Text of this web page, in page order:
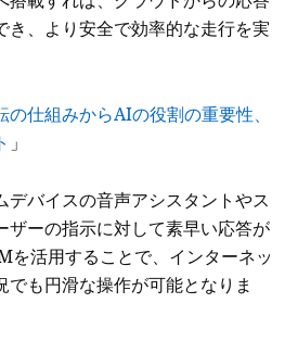
き、より安全で効率的な走行を実
の仕組みからAIの役割の重要性、
」
デバイスの音声アシスタントやス
ザーの指示に対して素早い応答が
を活用することで、インターネッ
でも円滑な操作が可能となりま